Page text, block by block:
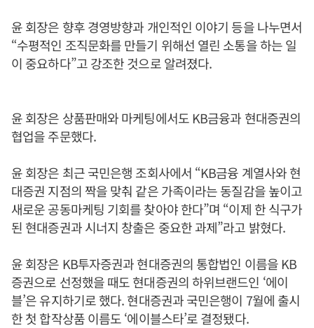
윤 회장은 향후 경영방향과 개인적인 이야기 등을 나누면서
“수평적인 조직문화를 만들기 위해선 열린 소통을 하는 일
이 중요하다”고 강조한 것으로 알려졌다.
윤 회장은 상품판매와 마케팅에서도 KB금융과 현대증권의
협업을 주문했다.
윤 회장은 최근 국민은행 조회사에서 “KB금융 계열사와 현
대증권 지점의 짝을 맞춰 같은 가족이라는 동질감을 높이고
새로운 공동마케팅 기회를 찾아야 한다”며 “이제 한 식구가
된 현대증권과 시너지 창출은 중요한 과제”라고 밝혔다.
윤 회장은 KB투자증권과 현대증권의 통합법인 이름을 KB
증권으로 선정했을 때도 현대증권의 하위브랜드인 ‘에이
블’은 유지하기로 했다. 현대증권과 국민은행이 7월에 출시
한 첫 합작상품 이름도 ‘에이블스타’로 결정됐다.